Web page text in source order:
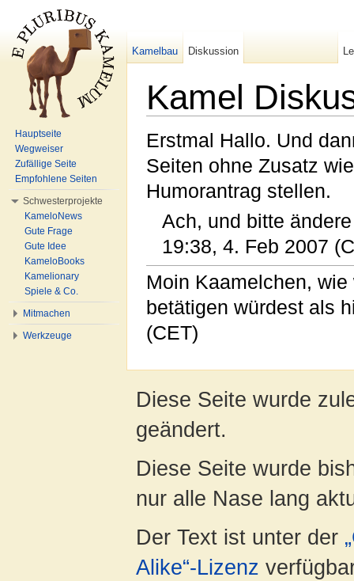
Kamel
Erstmal Hallo. Und
Seiten ohne Zusatz
Humorantrag stellen.
Ach, und bitte
19:38, 4. Feb 2007
Moin Kaamelchen,
betätigen würdest als
(CET)
Kamelbau Diskussion
Hauptseite
Wegweiser
Zufällige Seite
Empfohlene Seiten
Schwesterprojekte
KameloNews
Gute Frage
Gute Idee
KameloBooks
Kamelionary
Spiele & Co.
Mitmachen
Werkzeuge
Diese Seite wurde
geändert.
Diese Seite wurde
nur alle Nase lang
Der Text ist unter der
Alike“-Lizenz